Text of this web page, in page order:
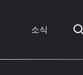
소식